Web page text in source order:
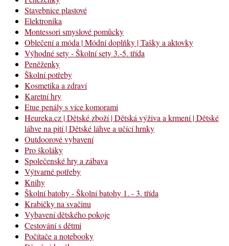
Stavebnice plastové
Elektronika
Montessori smyslové pomůcky
Oblečení a móda | Módní doplňky | Tašky a aktovky
Výhodné sety - Školní sety 3.-5. třída
Peněženky
Školní potřeby
Kosmetika a zdraví
Karetní hry
Etue penály s více komorami
Heureka.cz | Dětské zboží | Dětská výživa a krmení | Dětské
láhve na pití | Dětské láhve a učící hrnky
Outdoorové vybavení
Pro školáky
Společenské hry a zábava
Výtvarné potřeby
Knihy
Školní batohy - Školní batohy 1. - 3. třída
Krabičky na svačinu
Vybavení dětského pokoje
Cestování s dětmi
Počítače a notebooky